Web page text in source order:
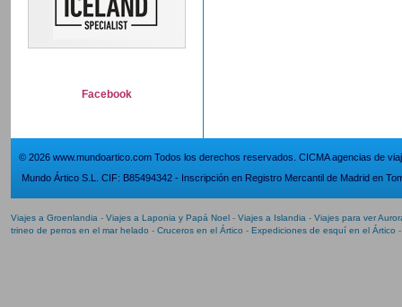
Facebook
© 2026 www.mundoartico.com Todos los derechos reservados. CICMA agencias de
Mundo Ártico S.L. CIF: B85494342 - Inscripción en Registro Mercantil de Madrid en
Viajes a Groenlandia - Viajes a Laponia y Papá Noel - Viajes a Islandia - Viajes para ver
trineo de perros en el mar helado - Cruceros en el Ártico - Expediciones de esquí en el Ártico